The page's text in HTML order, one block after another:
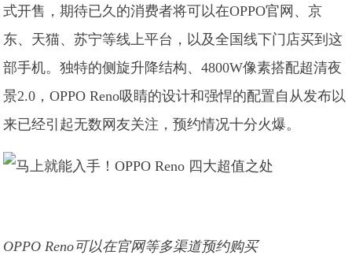
式开售，期待已久的消费者将可以在OPPO官网、京
东、天猫、苏宁等线上平台，以及全国线下门店买到这
部手机。独特的侧旋升降结构、4800W像素搭配超清夜
景2.0，OPPO Reno吸睛的设计和强悍的配置自从发布以
来已经引起无数网友关注，预约情况十分火爆。
OPPO Reno可以在官网等多渠道预约购买